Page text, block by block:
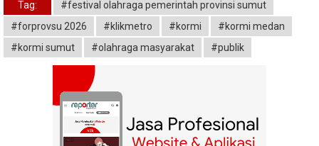
Tag:
#festival olahraga pemerintah provinsi sumut
#forprovsu 2026
#klikmetro #kormi
#kormi medan
#kormi sumut
#olahraga masyarakat #publik